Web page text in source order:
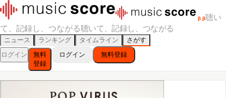
β β聴い
て、記録し、つながる聴いて、記録し、つながる
ニュース ランキング タイムライン
さがす
ログイン
無料
登録
ログイン 無料登録